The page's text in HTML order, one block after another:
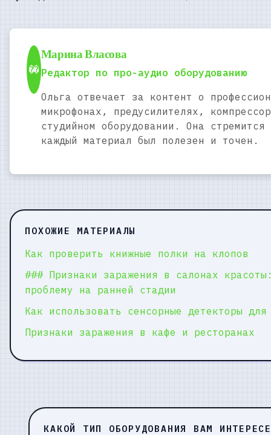
��
Марина Власова
Редактор по про-аудио оборудованию
Ольга отвечает за контент о
микрофонах, предусилителях,
студийном оборудовании. Она
каждый материал был полезен и точен.
ПОХОЖИЕ МАТЕРИАЛЫ
Как проверить книжные полки на клопов
### Признаки заражения в салонах
проблему на ранней стадии
Как использовать сенсорные детекторы для
Признаки заражения в кафе и ресторанах
КАКОЙ ТИП ОБОРУДОВАНИЯ ВАМ